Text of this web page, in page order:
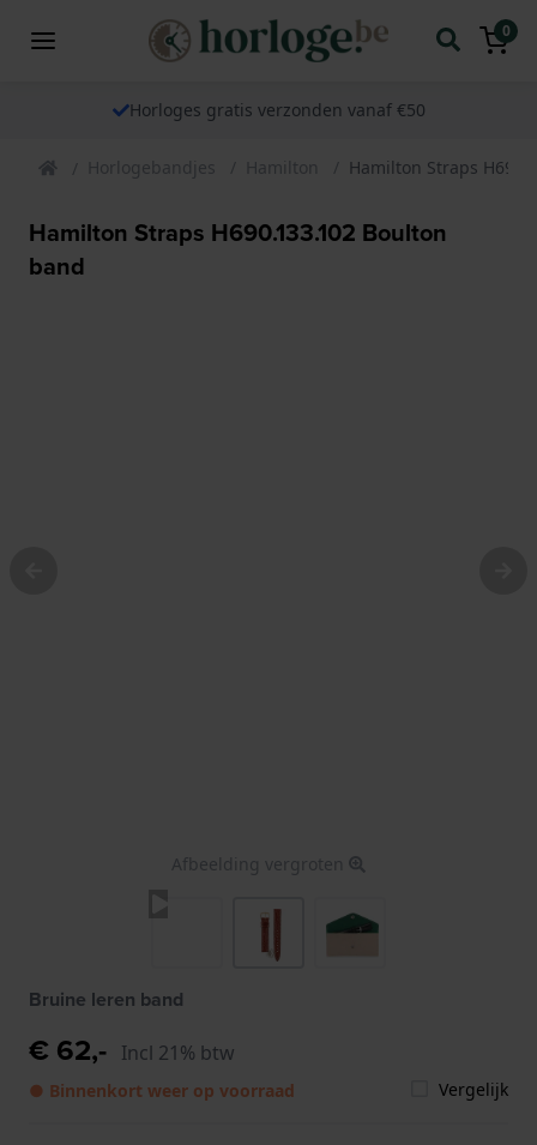
0
Horloges gratis verzonden vanaf €50
Horlogebandjes Hamilton Hamilton Straps
Hamilton Straps H690.133.102 Boulton
band
Afbeelding vergroten
Bruine leren band
€ 62,- Incl 21% btw
● Binnenkort weer op voorraad Vergelijk